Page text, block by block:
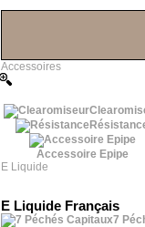
Accessoires
Accessoire Epipe
E Liquide
E Liquide Français
7